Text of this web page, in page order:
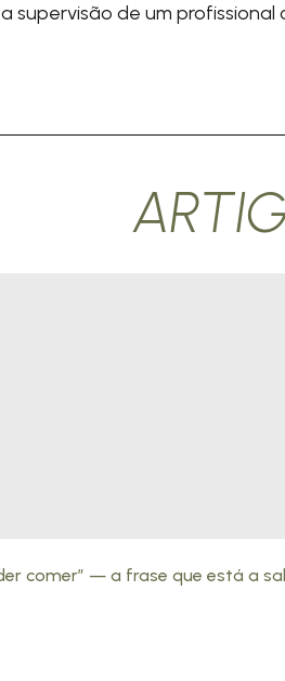
supervisão de um profissional
comer” — a frase que está a